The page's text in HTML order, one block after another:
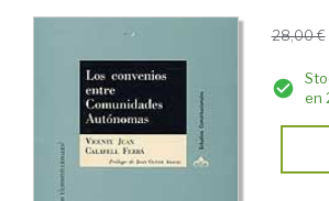
28,00 €
en